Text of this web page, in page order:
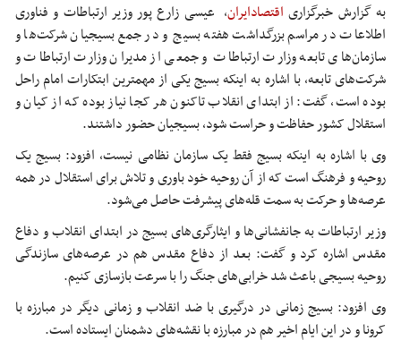
به گزارش خبرگزاری اقتصادایران، عیسی زارع پور وزیر ارتباطات و فناوری
اطلاعات در مراسم بزرگداشت هفته بسیج و در جمع بسیجیان شرکت‌ها و
سازمان‌های تابعه وزارت ارتباطات و جمعی از مدیران وزارت ارتباطات و
شرکت‌های تابعه، با اشاره به اینکه بسیج یکی از مهمترین ابتکارات امام راحل
بوده است، گفت: از ابتدای انقلاب تاکنون هر کجا نیاز بوده که از کیان و
استقلال کشور حفاظت و حراست شود، بسیجیان حضور داشتند.
وی با اشاره به اینکه بسیج فقط یک سازمان نظامی نیست، افزود: بسیج یک
روحیه و فرهنگ است که از آن روحیه خود باوری و تلاش برای استقلال در همه
عرصه‌ها و حرکت به سمت قله‌های پیشرفت حاصل می‌شود.
وزیر ارتباطات به جانفشانی‌ها و ایثارگری‌های بسیج در ابتدای انقلاب و دفاع
مقدس اشاره کرد و گفت: بعد از دفاع مقدس هم در عرصه‌های سازندگی
روحیه بسیجی باعث شد خرابی‌های جنگ را با سرعت بازسازی کنیم.
وی افزود: بسیج زمانی در درگیری با ضد انقلاب و زمانی دیگر در مبارزه با
کرونا و در این ایام اخیر هم در مبارزه با نقشه‌های دشمنان ایستاده است.